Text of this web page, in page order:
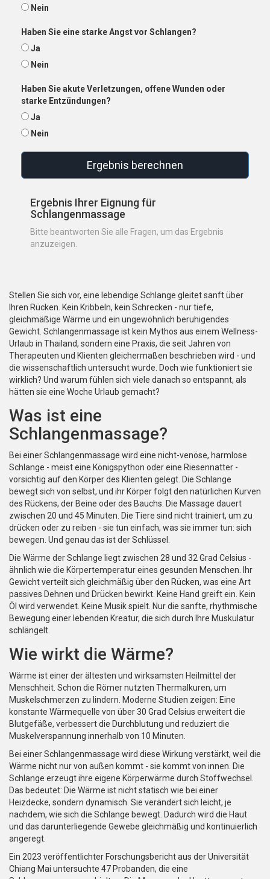
Nein
Haben Sie eine starke Angst vor Schlangen?
Ja
Nein
Haben Sie akute Verletzungen, offene Wunden oder
starke Entzündungen?
Ja
Nein
Ergebnis berechnen
Ergebnis Ihrer Eignung für
Schlangenmassage
Bitte beantworten Sie alle Fragen, um das Ergebnis
anzuzeigen.
Stellen Sie sich vor, eine lebendige Schlange gleitet sanft über
Ihren Rücken. Kein Kribbeln, kein Schrecken - nur tiefe,
gleichmäßige Wärme und ein ungewöhnlich beruhigendes
Gewicht. Schlangenmassage ist kein Mythos aus einem Wellness-
Urlaub in Thailand, sondern eine Praxis, die seit Jahren von
Therapeuten und Klienten gleichermaßen beschrieben wird - und
die wissenschaftlich untersucht wurde. Doch wie funktioniert sie
wirklich? Und warum fühlen sich viele danach so entspannt, als
hätten sie eine Woche Urlaub gemacht?
Was ist eine
Schlangenmassage?
Bei einer Schlangenmassage wird eine nicht-venöse, harmlose
Schlange - meist eine Königspython oder eine Riesennatter -
vorsichtig auf den Körper des Klienten gelegt. Die Schlange
bewegt sich von selbst, und ihr Körper folgt den natürlichen Kurven
des Rückens, der Beine oder des Bauchs. Die Massage dauert
zwischen 20 und 45 Minuten. Die Tiere sind nicht trainiert, um zu
drücken oder zu reiben - sie tun einfach, was sie immer tun: sich
bewegen. Und genau das ist der Schlüssel.
Die Wärme der Schlange liegt zwischen 28 und 32 Grad Celsius -
ähnlich wie die Körpertemperatur eines gesunden Menschen. Ihr
Gewicht verteilt sich gleichmäßig über den Rücken, was eine Art
passives Dehnen und Drücken bewirkt. Keine Hand greift ein. Kein
Öl wird verwendet. Keine Musik spielt. Nur die sanfte, rhythmische
Bewegung einer lebenden Kreatur, die sich durch Ihre Muskulatur
schlängelt.
Wie wirkt die Wärme?
Wärme ist einer der ältesten und wirksamsten Heilmittel der
Menschheit. Schon die Römer nutzten Thermalkuren, um
Muskelschmerzen zu lindern. Moderne Studien zeigen: Eine
konstante Wärmequelle von über 30 Grad Celsius erweitert die
Blutgefäße, verbessert die Durchblutung und reduziert die
Muskelverspannung innerhalb von 10 Minuten.
Bei einer Schlangenmassage wird diese Wirkung verstärkt, weil die
Wärme nicht nur von außen kommt - sie kommt von innen. Die
Schlange erzeugt ihre eigene Körperwärme durch Stoffwechsel.
Das bedeutet: Die Wärme ist nicht statisch wie bei einer
Heizdecke, sondern dynamisch. Sie verändert sich leicht, je
nachdem, wie sich die Schlange bewegt. Dadurch wird die Haut
und das darunterliegende Gewebe gleichmäßig und kontinuierlich
angeregt.
Ein 2023 veröffentlichter Forschungsbericht aus der Universität
Chiang Mai untersuchte 47 Probanden, die eine